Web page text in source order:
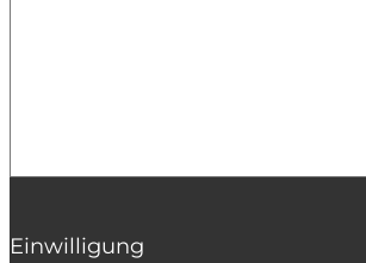
Einwilligung